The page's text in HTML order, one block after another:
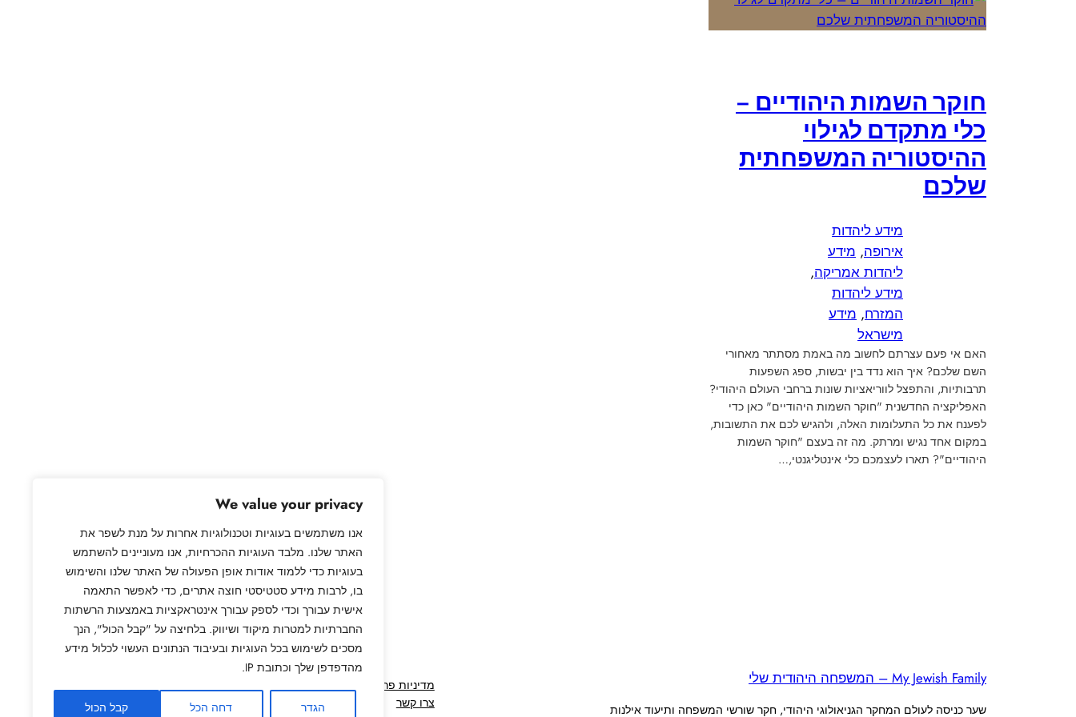
We value your privacy
אנו משתמשים בעוגיות וטכנולוגיות אחרות על מנת לשפר את
האתר שלנו. מלבד העוגיות ההכרחיות, אנו מעוניינים להשתמש
בעוגיות כדי ללמוד אודות אופן הפעולה של האתר שלנו והשימוש
בו, לרבות מידע סטטיסטי חוצה אתרים, כדי לאפשר התאמה
אישית עבורך וכדי לספק עבורך אינטראקציות באמצעות הרשתות
החברתיות למטרות מיקוד ושיווק. בלחיצה על "קבל הכול", הנך
מסכים לשימוש בכל העוגיות ובעיבוד הנתונים העשוי לכלול מידע
מהדפדפן שלך וכתובת IP.
הגדר דחה הכל קבל הכול
חוקר השמות היהודיים –
כלי מתקדם לגילוי
ההיסטוריה המשפחתית
שלכם
מידע ליהדות
אירופה, מידע
ליהדות אמריקה,
מידע ליהדות
המזרח, מידע
מישראל
האם אי פעם עצרתם לחשוב מה באמת מסתתר מאחורי
השם שלכם? איך הוא נדד בין יבשות, ספג השפעות
תרבותיות, והתפצל לווריאציות שונות ברחבי העולם היהודי?
האפליקציה החדשנית "חוקר השמות היהודיים" כאן כדי
לפענח את כל התעלומות האלה, ולהגיש לכם את התשובות,
במקום אחד נגיש ומרתק. מה זה בעצם "חוקר השמות
היהודיים"? תארו לעצמכם כלי אינטליגנטי,…
My Jewish Family – המשפחה היהודית שלי
שער כניסה לעולם המחקר הגניאולוגי היהודי, חקר שורשי המשפחה ותיעוד אילנות
מדיניות פרטיות
צרו קשר